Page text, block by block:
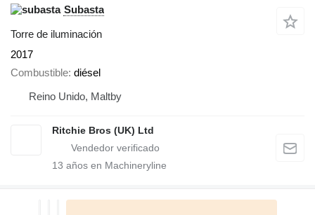
Subasta
Torre de iluminación
2017
Combustible diésel
Reino Unido, Maltby
Ritchie Bros (UK) Ltd
13 años en Machineryline